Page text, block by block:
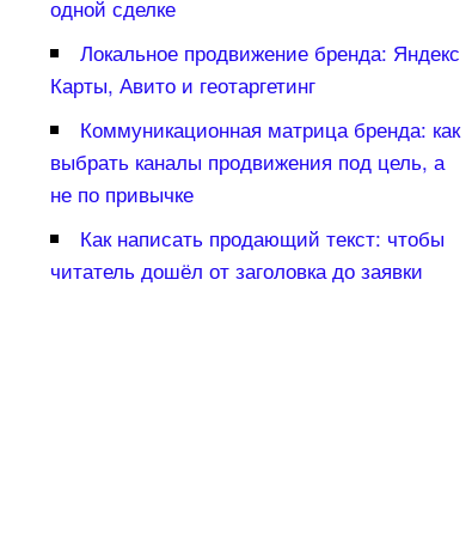
одной сделке
Локальное продвижение бренда: Яндекс
Карты, Авито и геотаргетин
Коммуникационная матрица бренда: как
ыбрать каналы продвижения под цель, а
не по привычке
Как написать продающий текст: чтобы
читатель дошёл от заголовка до заявки